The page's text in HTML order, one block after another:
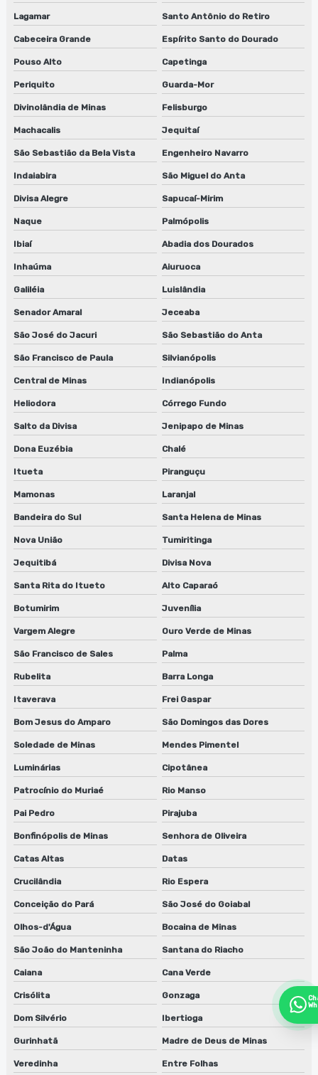
Lagamar Santo Antônio do Retiro
Cabeceira Grande Espírito Santo do Dourado
Pouso Alto Capetinga
Periquito Guarda-Mor
Divinolândia de Minas Felisburgo
Machacalis Jequitaí
São Sebastião da Bela Vista Engenheiro Navarro
Indaiabira São Miguel do Anta
Divisa Alegre Sapucaí-Mirim
Naque Palmópolis
Ibiaí Abadia dos Dourados
Inhaúma Aiuruoca
Galiléia Luislândia
Senador Amaral Jeceaba
São José do Jacuri São Sebastião do Anta
São Francisco de Paula Silvianópolis
Central de Minas Indianópolis
Heliodora Córrego Fundo
Salto da Divisa Jenipapo de Minas
Dona Euzébia Chalé
Itueta Piranguçu
Mamonas Laranjal
Bandeira do Sul Santa Helena de Minas
Nova União Tumiritinga
Jequitibá Divisa Nova
Santa Rita do Itueto Alto Caparaó
Botumirim Juvenília
Vargem Alegre Ouro Verde de Minas
São Francisco de Sales Palma
Rubelita Barra Longa
Itaverava Frei Gaspar
Bom Jesus do Amparo São Domingos das Dores
Soledade de Minas Mendes Pimentel
Luminárias Cipotânea
Patrocínio do Muriaé Rio Manso
Pai Pedro Pirajuba
Bonfinópolis de Minas Senhora de Oliveira
Catas Altas Datas
Crucilândia Rio Espera
Conceição do Pará São José do Goiabal
Olhos-d'Água Bocaina de Minas
São João do Manteninha Santana do Riacho
Caiana Cana Verde
Crisólita Gonzaga
Dom Silvério Ibertioga
Gurinhatã Madre de Deus de Minas
Veredinha Entre Folhas